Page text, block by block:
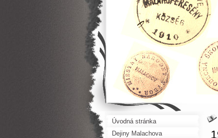
Úvodná stránka
Dejiny Malachova